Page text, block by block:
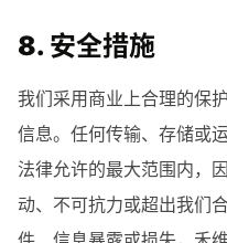
8. 安全措施
我们采用商业上合理的保
信息。任何传输、存储或
法律允许的最大范围内，
动、不可抗力或超出我们